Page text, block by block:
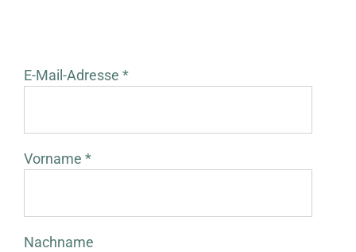
E-Mail-Adresse *
Vorname *
Nachname